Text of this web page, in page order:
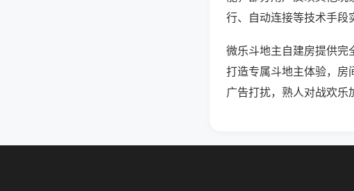
行、自动连接等技术手段
微乐斗地主自建房提供完
打造专属斗地主体验，房
广告打扰，熟人对战欢乐